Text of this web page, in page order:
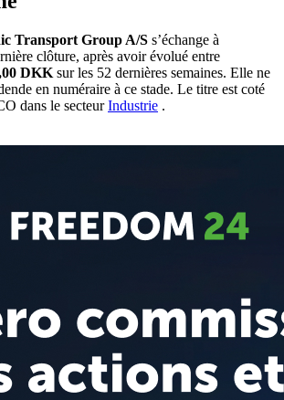
Transport Group A/S s’échange à
clôture, après avoir évolué entre
DKK sur les 52 dernières semaines. Elle ne
en numéraire à ce stade. Le titre est coté
dans le secteurIndustrie .